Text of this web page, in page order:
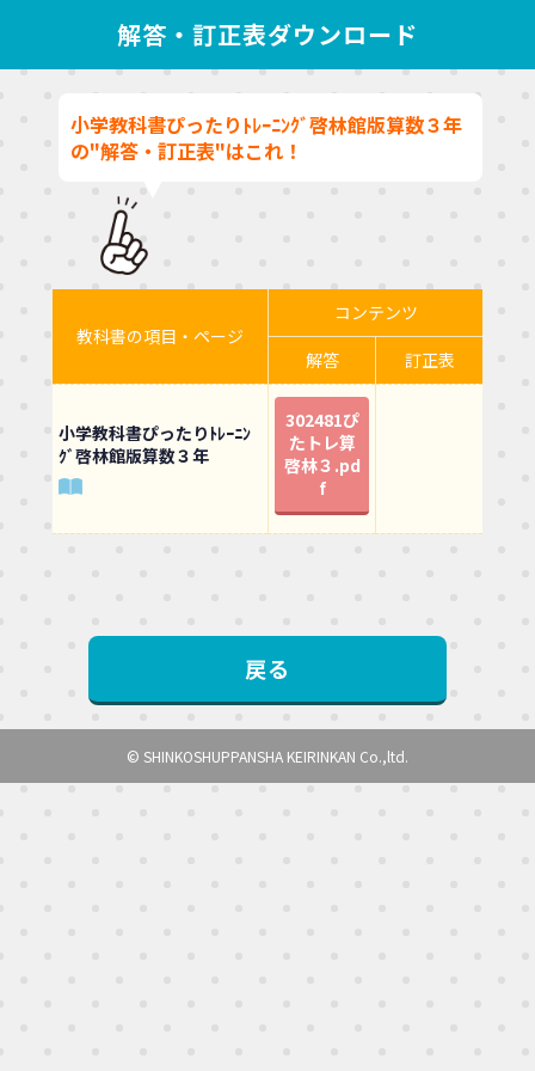
解答・訂正表ダウンロード
小学教科書ぴったりﾄﾚｰﾆﾝｸﾞ啓林館版算数３年
の"解答・訂正表"はこれ！
教科書の項目・ページ
コンテンツ
解答
訂正表
小学教科書ぴったりﾄﾚｰﾆﾝ
ｸﾞ啓林館版算数３年
302481ぴ
たトレ算
啓林３.pd
f
戻る
© SHINKOSHUPPANSHA KEIRINKAN Co.,ltd.